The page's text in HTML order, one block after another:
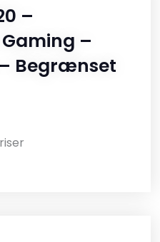
–
–
– Begrænset